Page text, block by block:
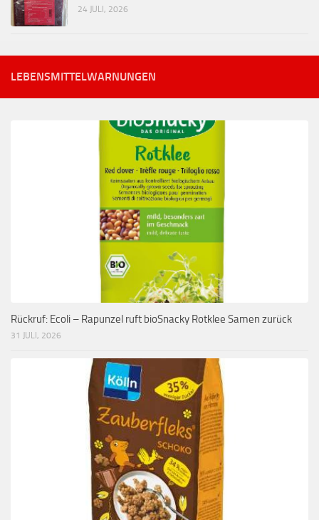
24 JULI, 2026
LEBENSMITTELWARNUNGEN
Rückruf: Ecoli – Rapunzel ruft bioSnacky Rotklee Samen zurück
31 JULI, 2026